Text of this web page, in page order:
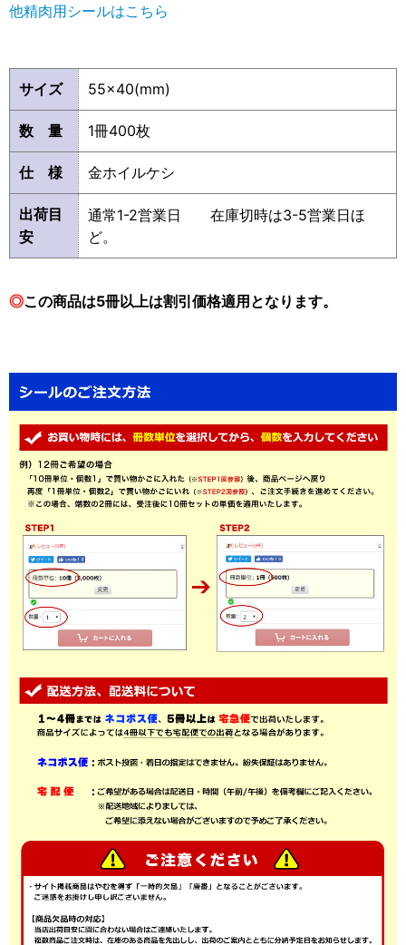
他精肉用シールはこちら
サイズ 55×40(mm)
数 量 1冊400枚
仕 様 金ホイルケシ
出荷目
安
通常1-2営業日 在庫切時は3-5営業日ほ
ど。
◎この商品は5冊以上は割引価格適用となります。